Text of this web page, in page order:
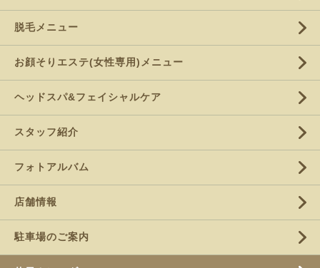
脱毛メニュー
お顔そりエステ(女性専用)メニュー
ヘッドスパ&フェイシャルケア
スタッフ紹介
フォトアルバム
店舗情報
駐車場のご案内